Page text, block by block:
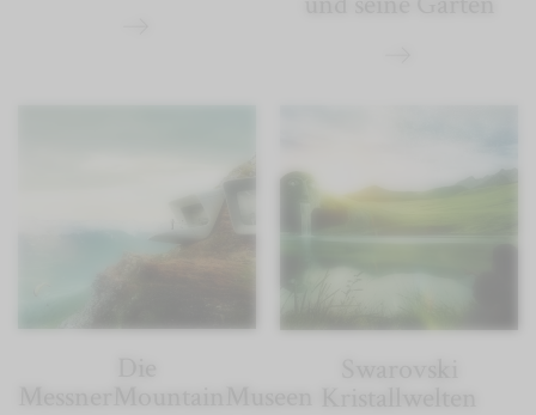
MessnerMountainMuseen
Swarovski